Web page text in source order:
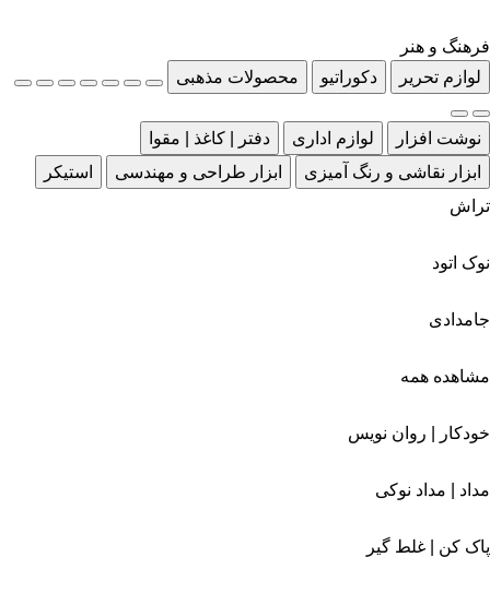
فرهنگ و هنر
لوازم تحریر
دکوراتیو محصولات مذهبی
نوشت افزار لوازم اداری
دفتر | کاغذ | مقوا
ابزار نقاشی و رنگ آمیزی
ابزار طراحی و مهندسی
استیکر
تراش
نوک اتود
جامدادی
مشاهده همه
خودکار | روان نویس
مداد | مداد نوکی
پاک کن | غلط گیر